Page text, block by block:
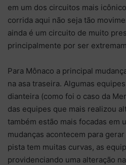
em um dos circuitos mais
corrida aqui não seja tão
ainda é um circuito de muito
principalmente por ser
Para Mônaco a principal
na asa traseira. Algumas
dianteira (como foi o caso da
das equipes que mais realizou
também estão mais focadas em
mudanças acontecem para
pista tem muitas curvas, as
providenciando uma alteração